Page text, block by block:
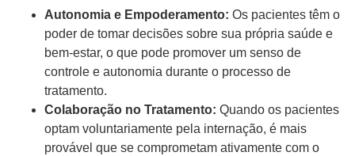
Autonomia e Empoderamento: Os pacientes têm o
poder de tomar decisões sobre sua própria saúde e
bem-estar, o que pode promover um senso de
controle e autonomia durante o processo de
tratamento.
Colaboração no Tratamento: Quando os pacientes
optam voluntariamente pela internação, é mais
provável que se comprometam ativamente com o